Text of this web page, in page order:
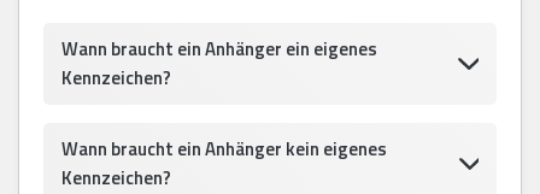
Wann braucht ein Anhänger ein eigenes
Kennzeichen?
Wann braucht ein Anhänger kein eigenes
Kennzeichen?